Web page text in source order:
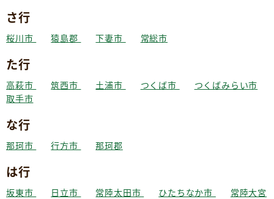
さ行
桜川市 猿島郡 下妻市 常総市
た行
高萩市 筑西市 土浦市 つくば市
つくばみらい市
取手市
な行
那珂市 行方市 那珂郡
は行
坂東市 日立市 常陸太田市 ひたちなか市
常陸大宮